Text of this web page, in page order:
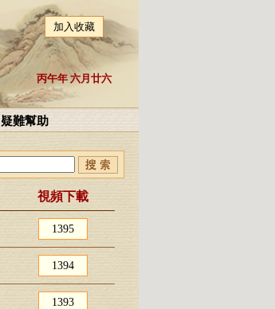
加入收藏
丙午年 六月廿六
疑難幫助
視頻下載
1395
1394
1393